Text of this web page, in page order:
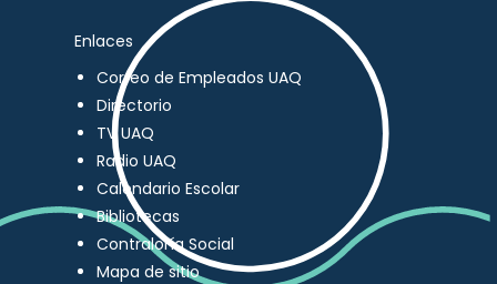
Enlaces
Correo de Empleados UAQ
Directorio
TV UAQ
Radio UAQ
Calendario Escolar
Bibliotecas
Contraloría Social
Mapa de sitio